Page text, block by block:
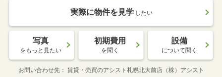
実際に物件を見学 したい
写真
をもっと見たい
初期費用
を聞く
設備
について聞く
お問い合わせ先 賃貸・売買のアシスト札幌北大前店（株）アシスト